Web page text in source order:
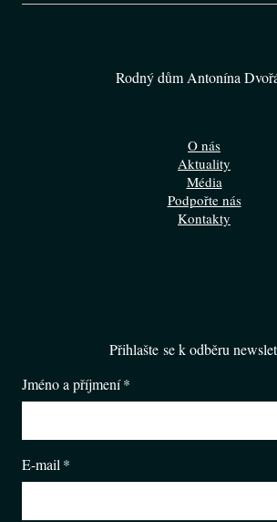
Rodný dům Antonína
O nás
Aktuality
Média
Podpořte nás
Kontakty
Přihlašte se k odběru
Jméno a příjmení*
E-mail*